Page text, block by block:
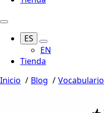
ES
EN
Tienda
Inicio
Blog Vocabulario